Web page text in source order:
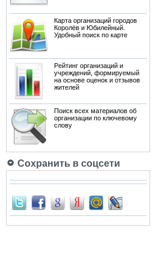
Карта организаций городов
Королёв и Юбилейный.
Удобный поиск по карте
Рейтинг организаций и
учреждений, формируемый
на основе оценок и отзывов
жителей
Поиск всех материалов об
организации по ключевому
слову
Сохранить в соцсети